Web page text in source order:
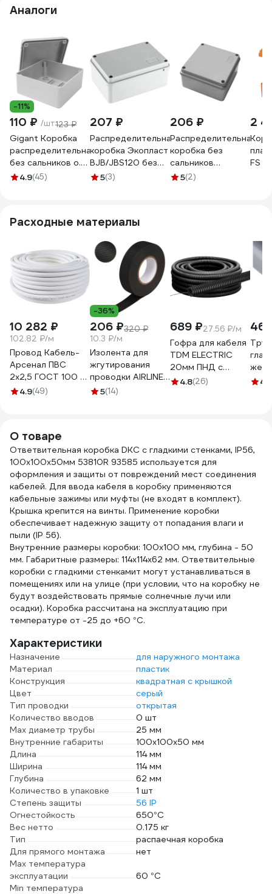
Аналоги
-11%
110 ₽ /шт123 ₽
Gigant Коробка
распределительная
без сальников о.п
100х100х55, IP56,
4.9(45)
207 ₽
Распределительная
коробка Экопласт
BJB/JBS120 без
сальников о/п
5(3)
206 ₽
Распределительная
коробка без
сальников
Экопласт
5(2)
2
FS с
Расходные материалы
10 282 ₽
102.82 ₽/м
Провод Кабель-
Арсенал ПВС
2х2,5 ГОСТ 100 м
KARS-51186
4.9(49)
-36%
206 ₽320 ₽
10.3 ₽/м
Изолента для
жгутирования
проводки AIRLINE
19 мм, 20 м,
5(14)
689 ₽27.56 ₽/м
Гофра для кабеля
TDM ELECTRIC
20мм ПНД с
зондом 25 метров
4.8(26)
46
4.7
О товаре
Ответвительная коробка DKC с гладкими стенками, IP56,
100x100x50мм 53810R 93585 используется для
оформления и защиты от повреждений мест соединения
кабелей. Для ввода кабеля в коробку применяются
кабельные зажимы или муфты (не входят в комплект).
Крышка крепится на винты. Применение коробки
обеспечивает надежную защиту от попадания влаги и
пыли (IP 56).
Внутренние размеры коробки: 100х100 мм, глубина - 50
мм. Габаритные размеры: 114х114х62 мм. Ответвительные
коробки с гладкими стенкамит могут устанавливаться в
помещениях или на улице (при условии, что на коробку не
будут воздействовать прямые солнечные лучи или
осадки). Коробка рассчитана на эксплуатацию при
температуре от -25 до +60 °С.
Характеристики
Назначение
для наружного монтажа
Материал
пластик
Конструкция
квадратная с крышкой
Цвет
серый
Тип проводки
открытая
Количество вводов
0 шт
Max диаметр трубы
25 мм
Внутренние габариты
100х100х50 мм
Длина
114 мм
Ширина
114 мм
Глубина
62 мм
Количество в упаковке
1 шт
Степень защиты
56 IP
Огнестойкость
650°C
Вес нетто
0.175 кг
Тип
распаечная коробка
Для прямого монтажа
нет
Max температура
эксплуатации
60 °С
Min температура